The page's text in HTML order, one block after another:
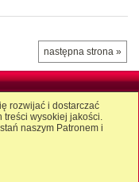
następna strona »
rozwijać i dostarczać
treści wysokiej jakości.
naszym Patronem i